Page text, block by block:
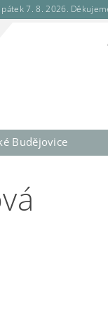
pátek 7. 8. 2026.
Budějovice